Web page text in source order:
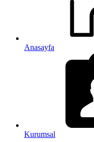
Anasayfa
Kurumsal